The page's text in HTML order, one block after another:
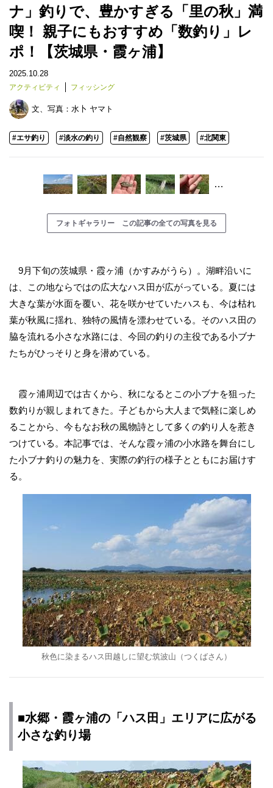
ナ」釣りで、豊かすぎる「里の秋」満
喫！ 親子にもおすすめ「数釣り」レ
ポ！【茨城県・霞ヶ浦】
2025.10.28
アクティビティ フィッシング
文、写真： 水卜 ヤマト
#エサ釣り #淡水の釣り #自然観察 #茨城県 #北関東
…
フォトギャラリー この記事の全ての写真を見る
9月下旬の茨城県・霞ヶ浦（かすみがうら）。湖畔沿いに
は、この地ならではの広大なハス田が広がっている。夏には
大きな葉が水面を覆い、花を咲かせていたハスも、今は枯れ
葉が秋風に揺れ、独特の風情を漂わせている。そのハス田の
脇を流れる小さな水路には、今回の釣りの主役である小ブナ
たちがひっそりと身を潜めている。
霞ヶ浦周辺では古くから、秋になるとこの小ブナを狙った
数釣りが親しまれてきた。子どもから大人まで気軽に楽しめ
ることから、今もなお秋の風物詩として多くの釣り人を惹き
つけている。本記事では、そんな霞ヶ浦の小水路を舞台にし
た小ブナ釣りの魅力を、実際の釣行の様子とともにお届けす
る。
秋色に染まるハス田越しに望む筑波山（つくばさん）
■水郷・霞ヶ浦の「ハス田」エリアに広がる
小さな釣り場